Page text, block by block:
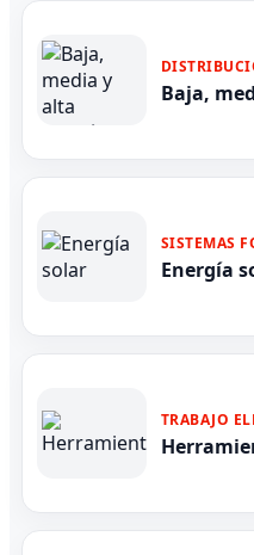
Baja,
SISTEMAS
Energía
TRABAJO